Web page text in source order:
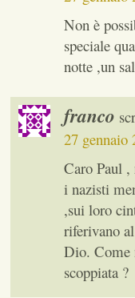
Non è
speciale
notte ,un
franco
27 gennaio
Caro Paul ,
i nazisti
,sui loro
riferivano
Dio. Come
scoppiata ?